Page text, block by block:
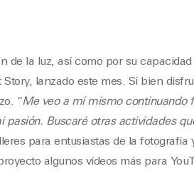
de la luz, así como por su
lanzado este mes. Si bien
“Me veo a mí mismo continuando
pasión. Buscaré otras actividades
para entusiastas de la fotografía
algunos vídeos más para